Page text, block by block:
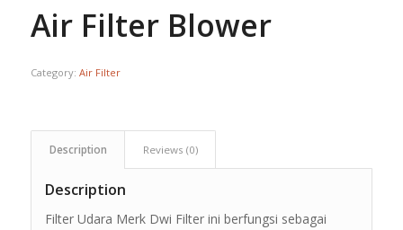
Air Filter Blower
Category: Air Filter
Description Reviews (0)
Description
Filter Udara Merk Dwi Filter ini berfungsi sebagai